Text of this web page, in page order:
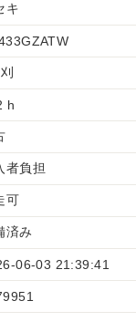
キ
h
者負担
可
済み
06-03 21:39:41